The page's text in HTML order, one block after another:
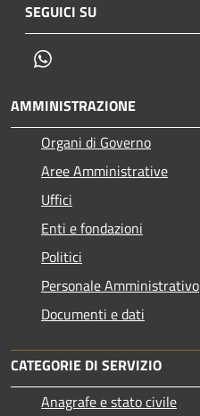
SEGUICI SU
AMMINISTRAZIONE
Organi di Governo
Aree Amministrative
Uffici
Enti e fondazioni
Politici
Personale Amministrativo
Documenti e dati
CATEGORIE DI SERVIZIO
Anagrafe e stato civile